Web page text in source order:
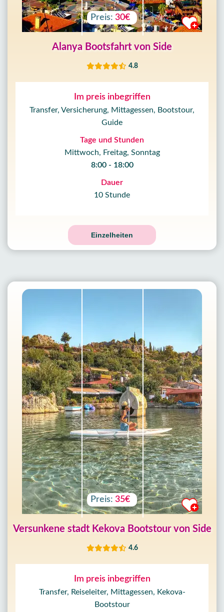
Preis: 30€
Alanya Bootsfahrt von Side
4.8
Im preis inbegriffen
Transfer, Versicherung, Mittagessen, Bootstour,
Guide
Tage und Stunden
Mittwoch, Freitag, Sonntag
8:00 - 18:00
Dauer
10 Stunde
Einzelheiten
Preis: 35€
Versunkene stadt Kekova Bootstour von Side
4.6
Im preis inbegriffen
Transfer, Reiseleiter, Mittagessen, Kekova-
Bootstour